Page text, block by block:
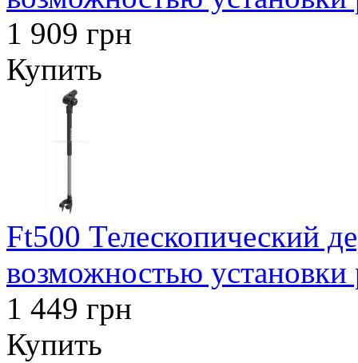
1 909 грн
Купить
Ft500 Телескопический
возможностью установки
1 449 грн
Купить